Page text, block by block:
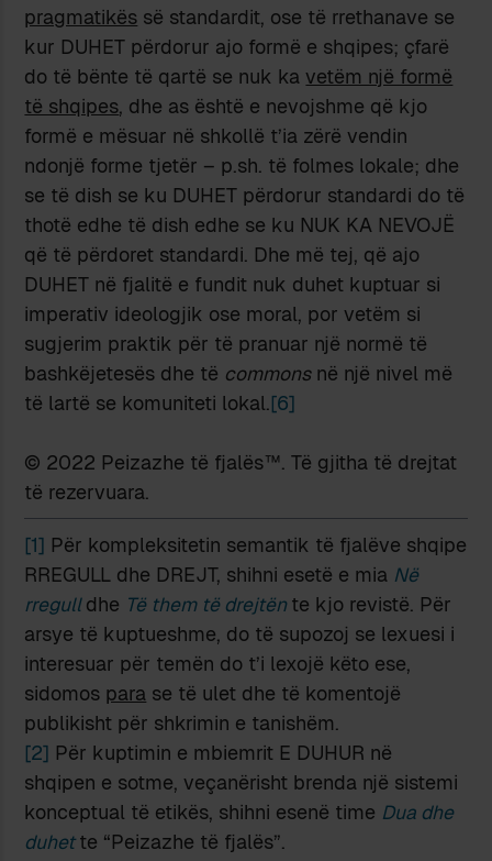
pragmatikës së standardit, ose të rrethanave se
kur DUHET përdorur ajo formë e shqipes; çfarë
do të bënte të qartë se nuk kavetëm një formë
të shqipes, dhe as është e nevojshme që kjo
formë e mësuar në shkollë t’ia zërë vendin
ndonjë forme tjetër – p.sh. të folmes lokale; dhe
se të dish se ku DUHET përdorur standardi do të
thotë edhe të dish edhe se ku NUK KA NEVOJË
që të përdoret standardi. Dhe më tej, që ajo
DUHET në fjalitë e fundit nuk duhet kuptuar si
imperativ ideologjik ose moral, por vetëm si
sugjerim praktik për të pranuar një normë të
bashkëjetesës dhe të commonsnë një nivel më
të lartë se komuniteti lokal.[6]
© 2022 Peizazhe të fjalës™. Të gjitha të drejtat
të rezervuara.
[1] Për kompleksitetin semantik të fjalëve shqipe
RREGULL dhe DREJT, shihni esetë e mia Në
rregull dhe Të them të drejtën te kjo revistë. Për
arsye të kuptueshme, do të supozoj se lexuesi i
interesuar për temën do t’i lexojë këto ese,
sidomos para se të ulet dhe të komentojë
publikisht për shkrimin e tanishëm.
[2] Për kuptimin e mbiemrit E DUHUR në
shqipen e sotme, veçanërisht brenda një sistemi
konceptual të etikës, shihni esenë time Dua dhe
duhet te “Peizazhe të fjalës”.